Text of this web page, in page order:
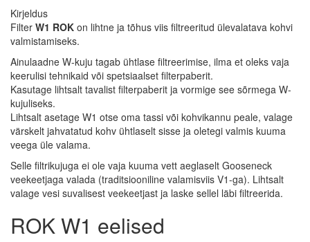
Kirjeldus
Filter W1 ROK on lihtne ja tõhus viis filtreeritud ülevalatava kohvi
valmistamiseks.
Ainulaadne W-kuju tagab ühtlase filtreerimise, ilma et oleks vaja
keerulisi tehnikaid või spetsiaalset filterpaberit.
Kasutage lihtsalt tavalist filterpaberit ja vormige see sõrmega W-
kujuliseks.
Lihtsalt asetage W1 otse oma tassi või kohvikannu peale, valage
värskelt jahvatatud kohv ühtlaselt sisse ja oletegi valmis kuuma
veega üle valama.
Selle filtrikujuga ei ole vaja kuuma vett aeglaselt Gooseneck
veekeetjaga valada (traditsiooniline valamisviis V1-ga). Lihtsalt
valage vesi suvalisest veekeetjast ja laske sellel läbi filtreerida.
ROK W1 eelised